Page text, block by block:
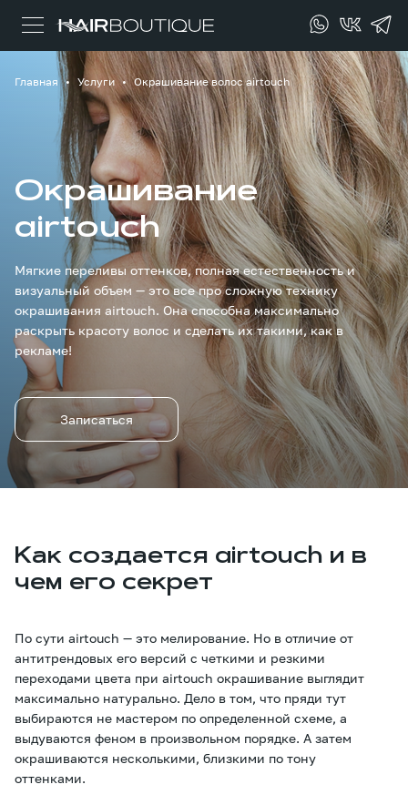
Главная Услуги Окрашивание волос airtouch
Окрашивание
airtouch
Мягкие переливы оттенков, полная естественность и
визуальный объем — это все про сложную технику
окрашивания airtouch. Она способна максимально
раскрыть красоту волос и сделать их такими, как в
рекламе!
Записаться
Как создается airtouch и в
чем его секрет
По сути airtouch — это мелирование. Но в отличие от
антитрендовых его версий с четкими и резкими
переходами цвета при airtouch окрашивание выглядит
максимально натурально. Дело в том, что пряди тут
выбираются не мастером по определенной схеме, а
выдуваются феном в произвольном порядке. А затем
окрашиваются несколькими, близкими по тону
оттенками.